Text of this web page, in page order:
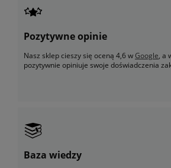
Pozytywne opinie
Nasz sklep cieszy się oceną 4,6 wGoogle, a
pozytywnie opiniuje swoje doświadczenia
Baza wiedzy